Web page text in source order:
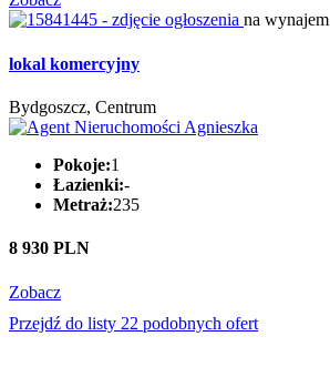
na wynajem
lokal komercyjny
Bydgoszcz, Centrum
Pokoje:1
Łazienki:-
Metraż:235
8 930 PLN
Zobacz
Przejdź do listy 22 podobnych ofert